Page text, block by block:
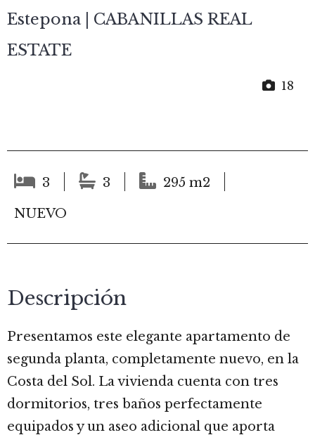
Estepona | CABANILLAS REAL
ESTATE
18
3 3
295 m2
NUEVO
Descripción
Presentamos este elegante apartamento de
segunda planta, completamente nuevo, en la
Costa del Sol. La vivienda cuenta con tres
dormitorios, tres baños perfectamente
equipados y un aseo adicional que aporta